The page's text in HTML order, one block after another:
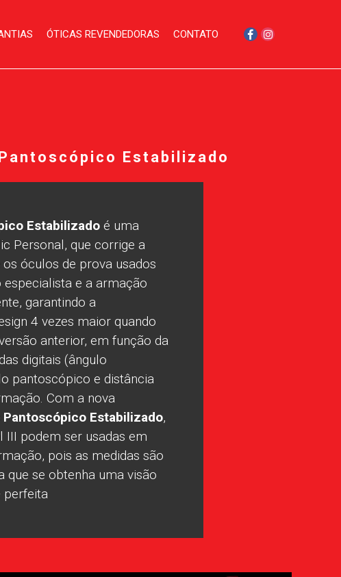
ÓTICAS REVENDEDORAS CONTATO
Estabilizado
Estabilizado é uma
Personal, que corrige a
óculos de prova usados
e a armação
garantindo a
4 vezes maior quando
anterior, em função da
digitais (ângulo
pantoscópico e distância
Com a nova
Pantoscópico Estabilizado,
III podem ser usadas em
pois as medidas são
que se obtenha uma visão
perfeita